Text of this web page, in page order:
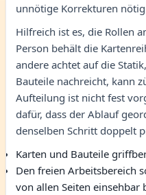
unnötige Korrekturen
Hilfreich ist es, die Rollen
Person behält die
andere achtet auf die
Bauteile nachreicht, kann
Aufteilung ist nicht fest
dafür, dass der Ablauf
denselben Schritt doppelt
Karten und Bauteile
Den freien Arbeitsbereich
von allen Seiten einsehbar